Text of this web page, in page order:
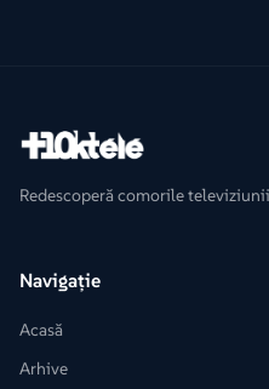
Redescoperă comorile
Navigație
Acasă
Arhive